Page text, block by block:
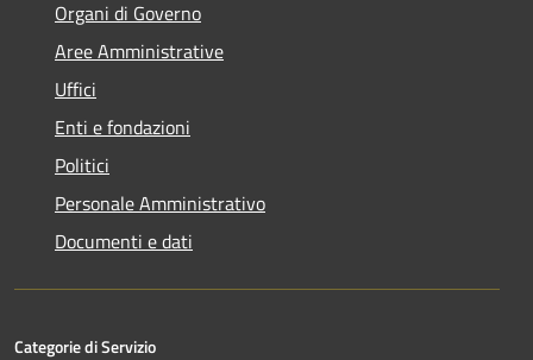
Organi di Governo
Aree Amministrative
Uffici
Enti e fondazioni
Politici
Personale Amministrativo
Documenti e dati
Categorie di Servizio